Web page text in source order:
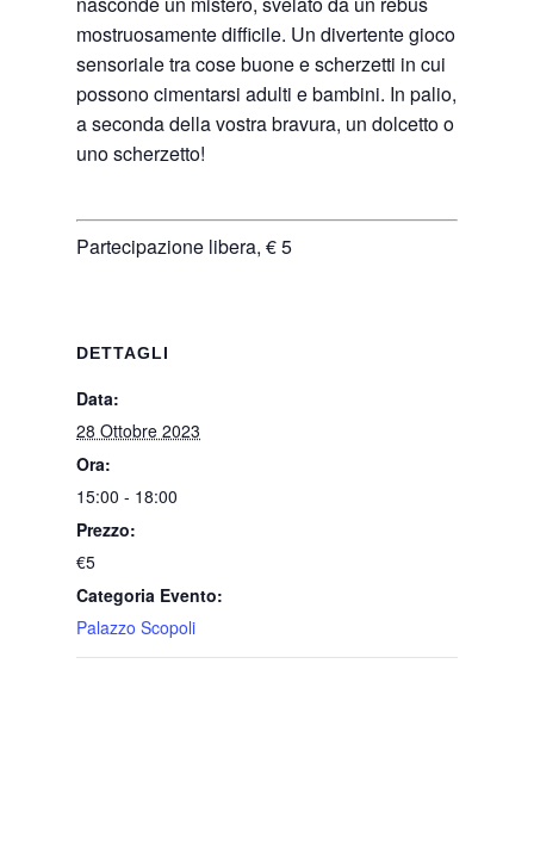
mostruosamente difficile. Un divertente gioco
sensoriale tra cose buone e scherzetti in cui
possono cimentarsi adulti e bambini. In palio,
a seconda della vostra bravura, un dolcetto o
uno scherzetto!
Partecipazione libera, € 5
DETTAGLI
Data:
28 Ottobre 2023
Ora:
15:00 - 18:00
Prezzo:
€5
Categoria Evento:
Palazzo Scopoli